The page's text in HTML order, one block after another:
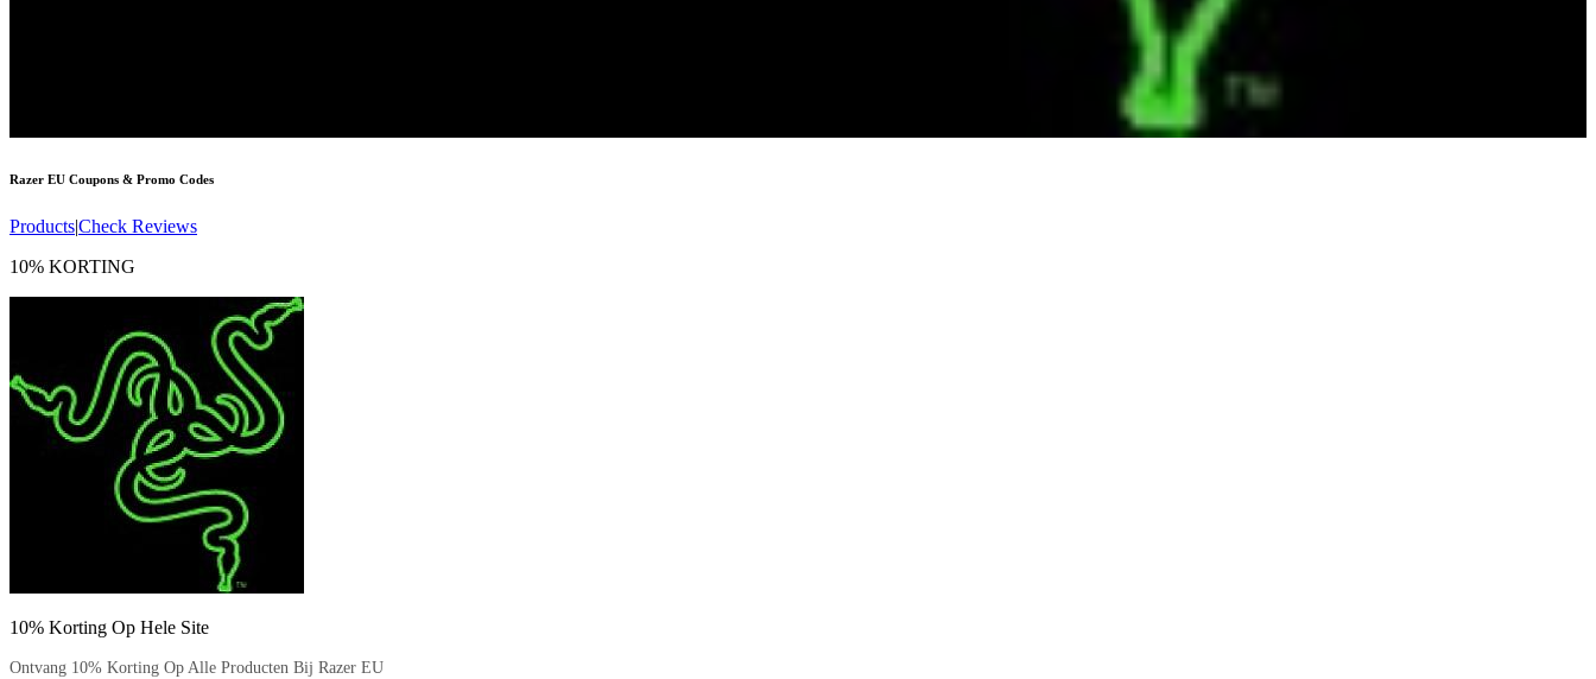
Razer EU Coupons & Promo Codes
Products|Check Reviews
10% KORTING
10% Korting Op Hele Site
Ontvang 10% Korting Op Alle Producten Bij Razer EU